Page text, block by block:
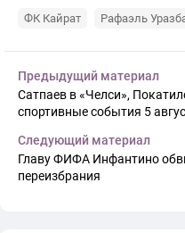
ФК Кайрат Рафаэль
Предыдущий материал
Сатпаев в «Челси»,
спортивные события 5
Следующий материал
Главу ФИФА Инфантино
переизбрания